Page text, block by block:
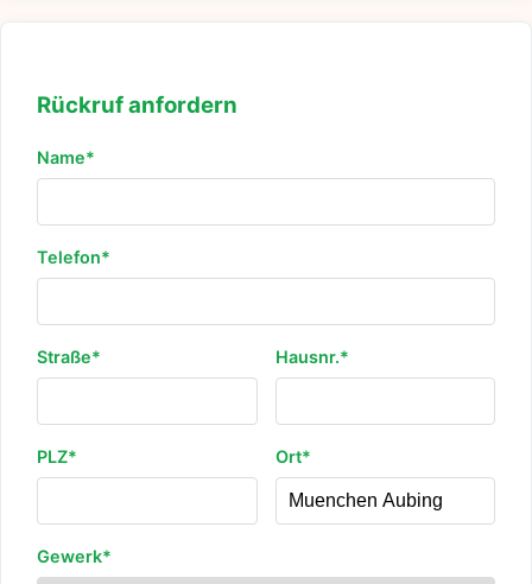
Rückruf anfordern
Name*
Telefon*
Straße* Hausnr.*
PLZ* Ort*
Gewerk*